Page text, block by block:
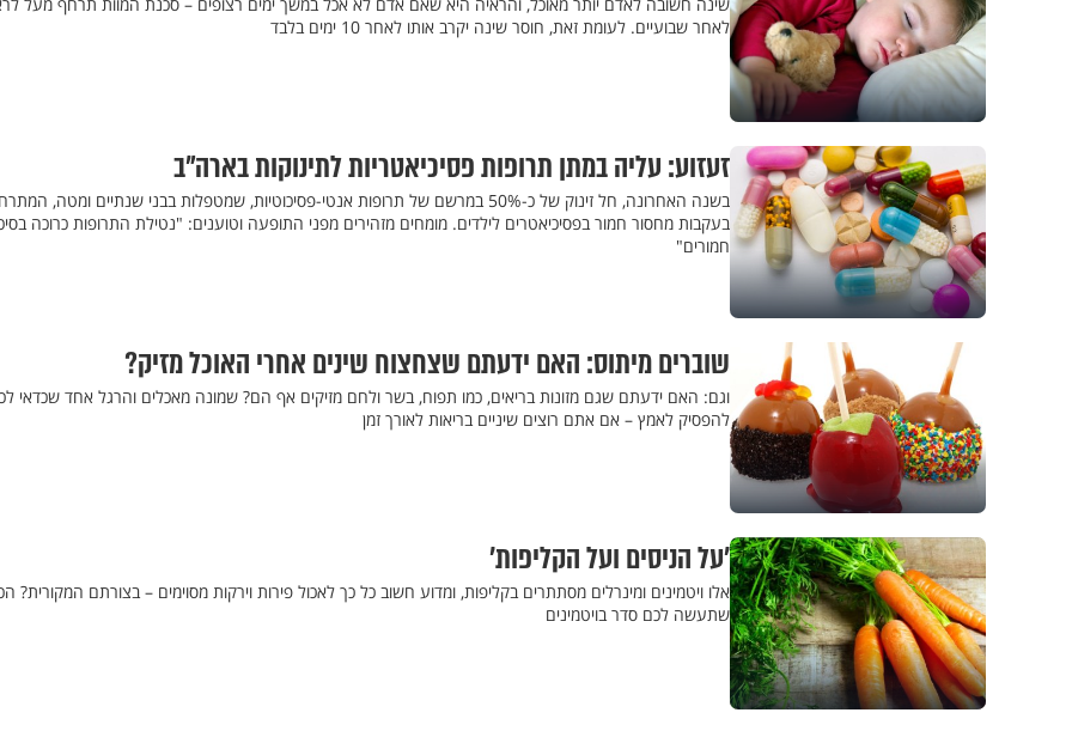
שינה חשובה לאדם יותר מאוכל, והראיה היא שאם אדם לא אכל במשך ימים רצופים – סכנת המוות תרחף מעל
לאחר שבועיים. לעומת זאת, חוסר שינה יקרב אותו לאחר 10 ימים בלבד
זעזוע: עליה במתן תרופות פסיכיאטריות לתינוקות בארה"ב
בשנה האחרונה, חל זינוק של כ-50% במרשם של תרופות אנטי-פסיכוטיות, שמטפלות בבני שנתיים ומטה,
בעקבות מחסור חמור בפסיכיאטרים לילדים. מומחים מזהירים מפני התופעה וטוענים: "נטילת התרופות כרוכה
חמורים"
שוברים מיתוס: האם ידעתם שצחצוח שינים אחרי האוכל מזיק?
וגם: האם ידעתם שגם מזונות בריאים, כמו תפוח, בשר ולחם מזיקים אף הם? שמונה מאכלים והרגל אחד שכדאי
להפסיק לאמץ – אם אתם רוצים שיניים בריאות לאורך זמן
'על הניסים ועל הקליפות'
אלו ויטמינים ומינרלים מסתתרים בקליפות, ומדוע חשוב כל כך לאכול פירות וירקות מסוימים – בצורתם המקורית?
שתעשה לכם סדר בויטמינים